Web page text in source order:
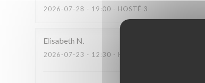
2026-07-28 - 19:00 - HOSTÉ 3
Elisabeth N
2026-07-23 - 12:30 - HOSTÉ 4